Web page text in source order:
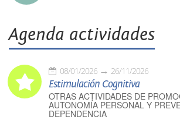
Agenda actividades
08/01/2026 26/11/2026
Estimulación Cognitiva
OTRAS ACTIVIDADES DE
AUTONOMÍA PERSONAL Y
DEPENDENCIA